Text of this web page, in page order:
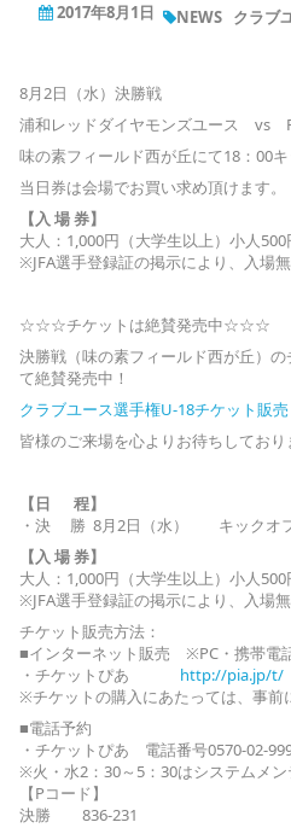
2017年8月1日 NEWS クラブ
8月2日（水）決勝戦
浦和レッドダイヤモンズユース vs
味の素フィールド西が丘にて18：00キ
当日券は会場でお買い求め頂けます。
【入 場 券】
大人：1,000円（大学生以上）小人500
※JFA選手登録証の掲示により、入場
☆☆☆チケットは絶賛発売中☆☆☆
決勝戦（味の素フィールド西が丘）
て絶賛発売中！
クラブユース選手権U-18チケット販売
皆様のご来場を心よりお待ちしており
【日 程】
・決 勝 8月2日（水） キックオ
【入 場 券】
大人：1,000円（大学生以上）小人500
※JFA選手登録証の掲示により、入場
チケット販売方法：
■インターネット販売 ※PC・携帯電
・チケットぴあ http://pia.jp/t/
※チケットの購入にあたっては、事前
■電話予約
・チケットぴあ 電話番号0570-02-
※火・水2：30～5：30はシステムメ
【Pコード】
決勝 836-231